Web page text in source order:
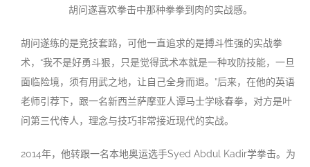
胡问遂喜欢拳击中那种拳拳到肉的实战感。
胡问遂练的是竞技套路，可他一直追求的是搏斗性强的实战拳
术，“我不是好勇斗狠，只是觉得武术本就是一种攻防技能，一旦
面临险境，须有用武之地，让自己全身而退。”后来，在他的英语
老师引荐下，跟一名新西兰萨摩亚人谭马士学咏春拳，对方是叶
问第三代传人，理念与技巧非常接近现代的实战。
2014年，他转跟一名本地奥运选手Syed Abdul Kadir学拳击。为